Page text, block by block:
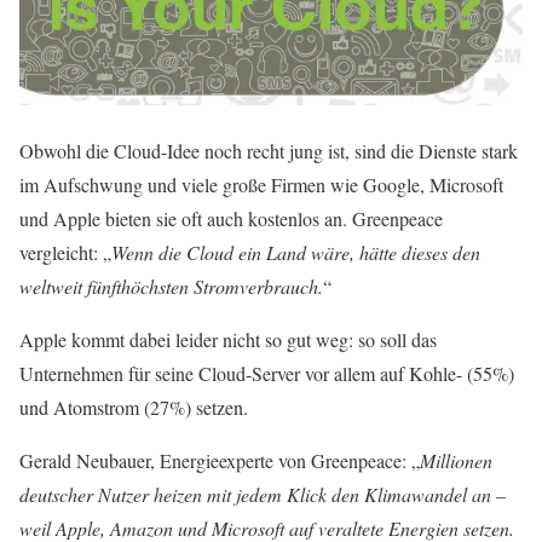
Obwohl die Cloud-Idee noch recht jung ist, sind die Dienste stark
im Aufschwung und viele große Firmen wie Google, Microsoft
und Apple bieten sie oft auch kostenlos an. Greenpeace
vergleicht: „Wenn die Cloud ein Land wäre, hätte dieses den
weltweit fünfthöchsten Stromverbrauch.“
Apple kommt dabei leider nicht so gut weg: so soll das
Unternehmen für seine Cloud-Server vor allem auf Kohle- (55%)
und Atomstrom (27%) setzen.
Gerald Neubauer, Energieexperte von Greenpeace: „Millionen
deutscher Nutzer heizen mit jedem Klick den Klimawandel an –
weil Apple, Amazon und Microsoft auf veraltete Energien setzen.